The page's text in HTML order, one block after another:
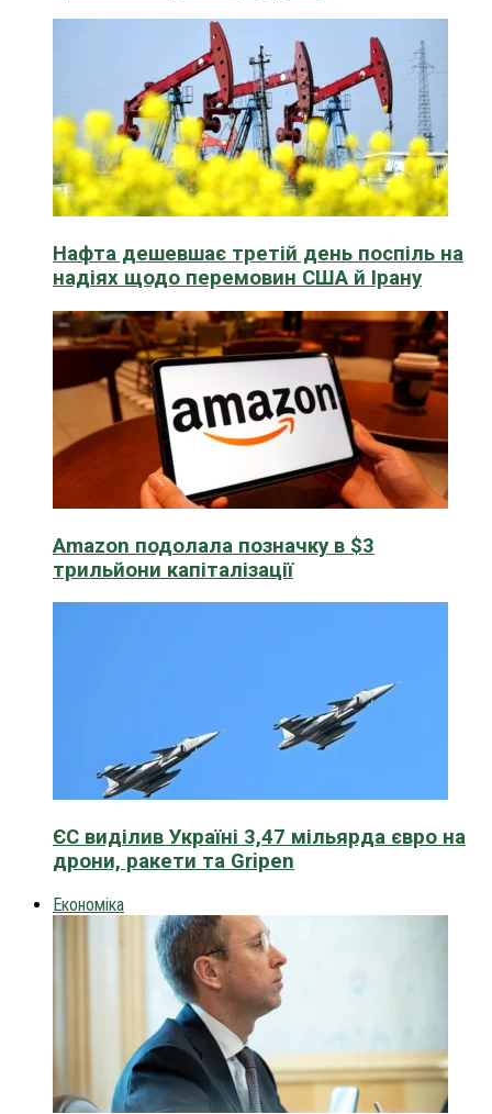
Нафта дешевшає третій день поспіль на
надіях щодо перемовин США й Ірану
Amazon подолала позначку в $3
трильйони капіталізації
ЄС виділив Україні 3,47 мільярда євро на
дрони, ракети та Gripen
Економіка